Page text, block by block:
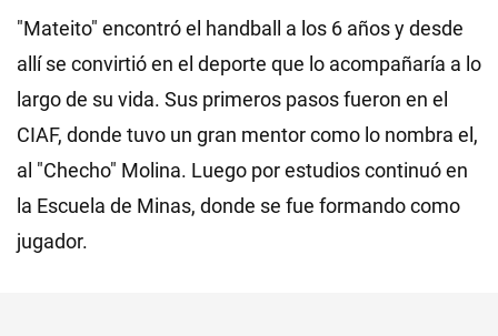
"Mateito" encontró el handball a los 6 años y desde
allí se convirtió en el deporte que lo acompañaría a lo
largo de su vida. Sus primeros pasos fueron en el
CIAF, donde tuvo un gran mentor como lo nombra el,
al "Checho" Molina. Luego por estudios continuó en
la Escuela de Minas, donde se fue formando como
jugador.